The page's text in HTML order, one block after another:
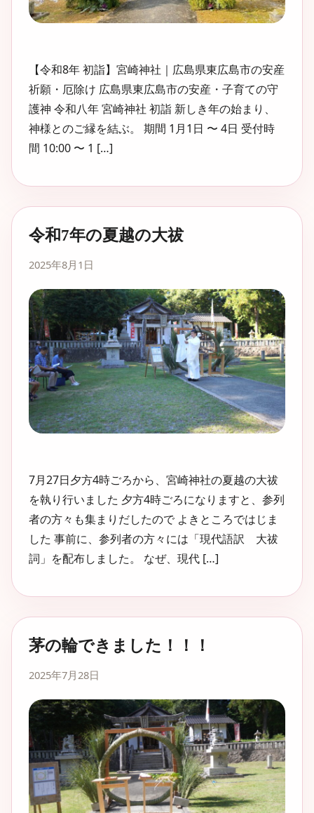
【令和8年 初詣】宮崎神社｜広島県東広島市の安産
祈願・厄除け 広島県東広島市の安産・子育ての守
護神 令和八年 宮崎神社 初詣 新しき年の始まり、
神様とのご縁を結ぶ。 期間 1月1日 〜 4日 受付時
間 10:00 〜 1 […]
令和7年の夏越の大祓
2025年8月1日
7月27日夕方4時ごろから、宮崎神社の夏越の大祓
を執り行いました 夕方4時ごろになりますと、参列
者の方々も集まりだしたので よきところではじま
した 事前に、参列者の方々には「現代語訳 大祓
詞」を配布しました。 なぜ、現代 […]
茅の輪できました！！！
2025年7月28日